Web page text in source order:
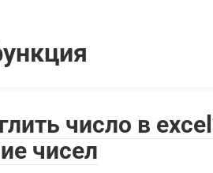
число в
чисел